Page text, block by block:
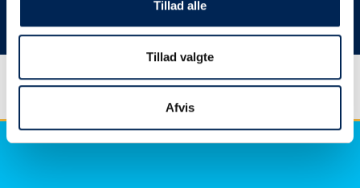
Tillad alle
Tillad valgte
Afvis
Vielen Dank für Ihr Verständnis.